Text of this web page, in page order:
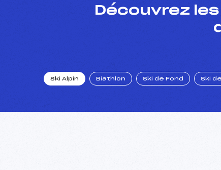
Découvrez
Ski Alpin Biathlon Ski de Fond Ski